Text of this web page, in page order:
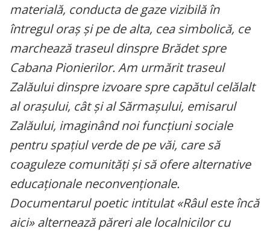
materială, conducta de gaze vizibilă în
întregul oraș și pe de alta, cea simbolică, ce
marchează traseul dinspre Brădet spre
Cabana Pionierilor. Am urmărit traseul
Zalăului dinspre izvoare spre capătul celălalt
al orașului, cât și al Sărmașului, emisarul
Zalăului, imaginând noi funcțiuni sociale
pentru spațiul verde de pe văi, care să
coaguleze comunități și să ofere alternative
educaționale neconvenționale.
Documentarul poetic intitulat «Râul este încă
aici» alternează păreri ale localnicilor cu